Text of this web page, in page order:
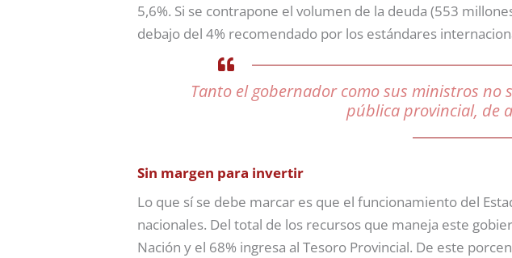
5,6%. Si se contrapone el volumen de la deuda (553
debajo del 4% recomendado por los estándares
Tanto el gobernador como sus ministros no
pública provincial, de
Sin margen para invertir
Lo que sí se debe marcar es que el funcionamiento del
nacionales. Del total de los recursos que maneja este
Nación y el 68% ingresa al Tesoro Provincial. De este